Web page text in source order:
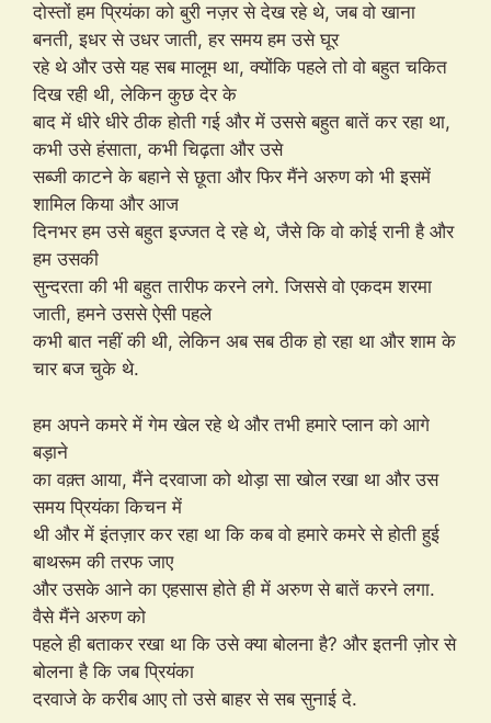
दोस्तों हम प्रियंका को बुरी नज़र से देख रहे थे, जब वो खाना
बनती, इधर से उधर जाती, हर समय हम उसे घूर
रहे थे और उसे यह सब मालूम था, क्योंकि पहले तो वो बहुत चकित
दिख रही थी, लेकिन कुछ देर के
बाद में धीरे धीरे ठीक होती गई और में उससे बहुत बातें कर रहा था,
कभी उसे हंसाता, कभी चिढ़ता और उसे
सब्जी काटने के बहाने से छूता और फिर मैंने अरुण को भी इसमें
शामिल किया और आज
दिनभर हम उसे बहुत इज्जत दे रहे थे, जैसे कि वो कोई रानी है और
हम उसकी
सुन्दरता की भी बहुत तारीफ करने लगे. जिससे वो एकदम शरमा
जाती, हमने उससे ऐसी पहले
कभी बात नहीं की थी, लेकिन अब सब ठीक हो रहा था और शाम के
चार बज चुके थे.
हम अपने कमरे में गेम खेल रहे थे और तभी हमारे प्लान को आगे
बड़ाने
का वक़्त आया, मैंने दरवाजा को थोड़ा सा खोल रखा था और उस
समय प्रियंका किचन में
थी और में इंतज़ार कर रहा था कि कब वो हमारे कमरे से होती हुई
बाथरूम की तरफ जाए
और उसके आने का एहसास होते ही में अरुण से बातें करने लगा.
वैसे मैंने अरुण को
पहले ही बताकर रखा था कि उसे क्या बोलना है? और इतनी ज़ोर से
बोलना है कि जब प्रियंका
दरवाजे के करीब आए तो उसे बाहर से सब सुनाई दे.